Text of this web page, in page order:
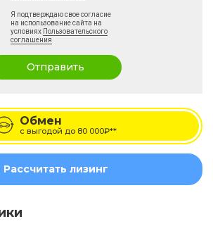
Я подтверждаю свое согласие
на использование сайта на
условиях Пользовательского
соглашения
Отправить
Обмен
с выгодой до 80 000₽**
Рассчитать лизинг